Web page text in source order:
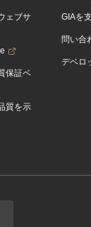
ェブサ
保証ベ
質を示
GIAを
問い合
デベロ